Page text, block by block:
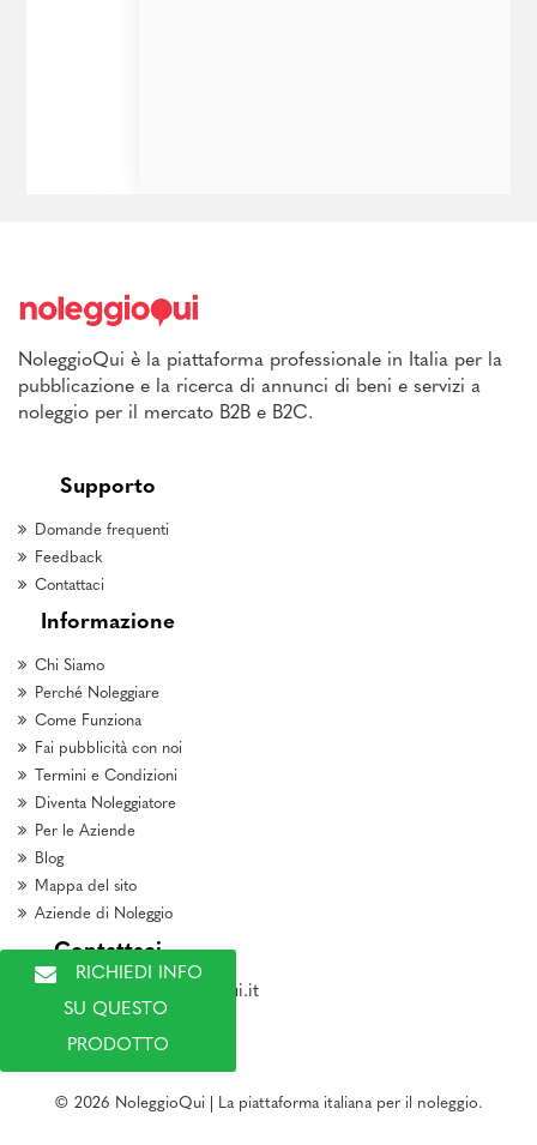
RICHIEDI INFO
SU QUESTO
PRODOTTO
NoleggioQui è la piattaforma professionale in Italia per la
pubblicazione e la ricerca di annunci di beni e servizi a
noleggio per il mercato B2B e B2C.
Supporto
Domande frequenti
Feedback
Contattaci
Informazione
Chi Siamo
Perché Noleggiare
Come Funziona
Fai pubblicità con noi
Termini e Condizioni
Diventa Noleggiatore
Per le Aziende
Blog
Mappa del sito
Aziende di Noleggio
Contattaci
marketing@noleggioqui.it
© 2026 NoleggioQui | La piattaforma italiana per il noleggio.